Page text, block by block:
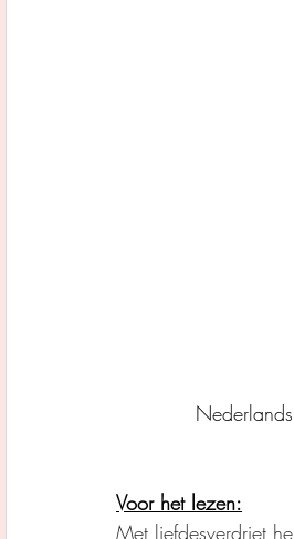
Voor het lezen:
Met liefdesverdriet